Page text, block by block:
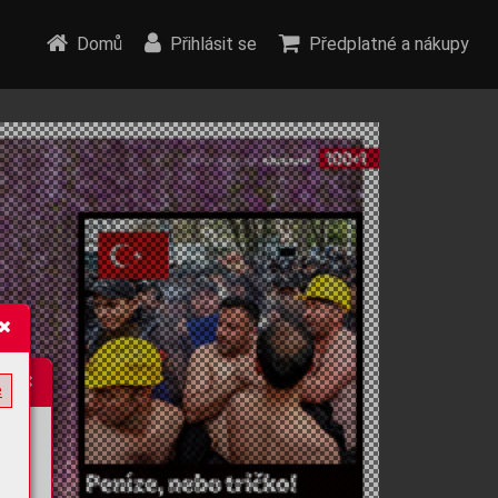
Domů Přihlásit se Předplatné a nákupy